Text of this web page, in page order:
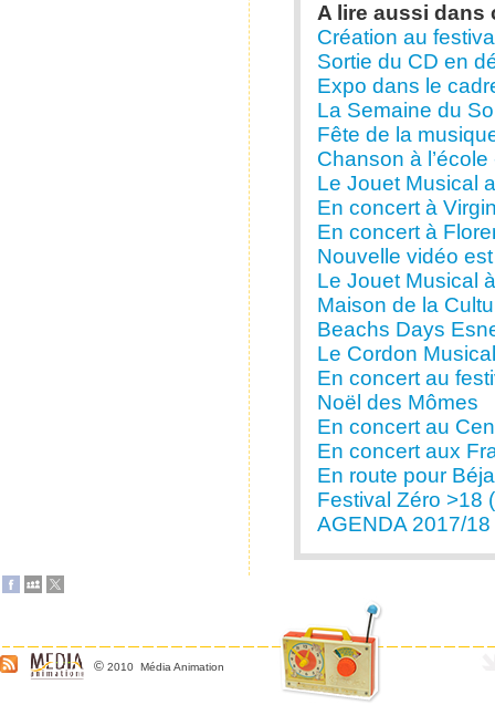
A lire aussi dans
Création au
Sortie du CD en
Expo dans le
La Semaine du
Fête de la
Chanson à
Le Jouet Musical
En concert à
En concert à
Nouvelle vidéo
Le Jouet Musical
Maison de la
Beachs Days
Le Cordon
En concert au
Noël des Mômes
En concert au
En concert aux
En route pour
Festival Zéro >18
AGENDA 2017/18
© 2010 Média Animation